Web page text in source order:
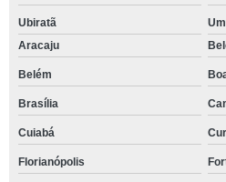
Ubiratã
Aracaju
Belém
Brasília
Cuiabá
Florianópolis